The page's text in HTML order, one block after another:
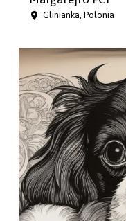
Glinianka, Polonia